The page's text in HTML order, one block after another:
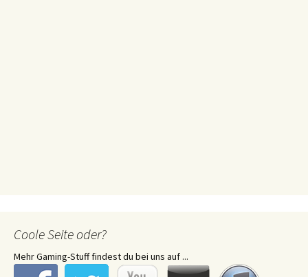
Coole Seite oder?
Mehr Gaming-Stuff findest du bei uns auf ...